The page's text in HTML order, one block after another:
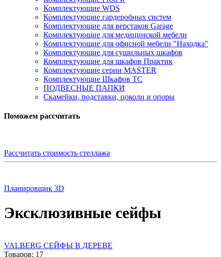
Комплектующие WDS
Комплектующие гардеробных систем
Комплектующие для верстаков Garage
Комплектующие для медицинской мебели
Комплектующие для офисной мебели "Находка"
Комплектующие для сушильных шкафов
Комплектующие для шкафов Практик
Комплектующие серии MASTER
Комплектующие Шкафов ТС
ПОДВЕСНЫЕ ПАПКИ
Скамейки, подставки, цоколи и опоры
Поможем рассчитать
Рассчитать стоимость стеллажа
Планировщик 3D
Эксклюзивные сейфы
VALBERG СЕЙФЫ В ДЕРЕВЕ
Товаров: 17